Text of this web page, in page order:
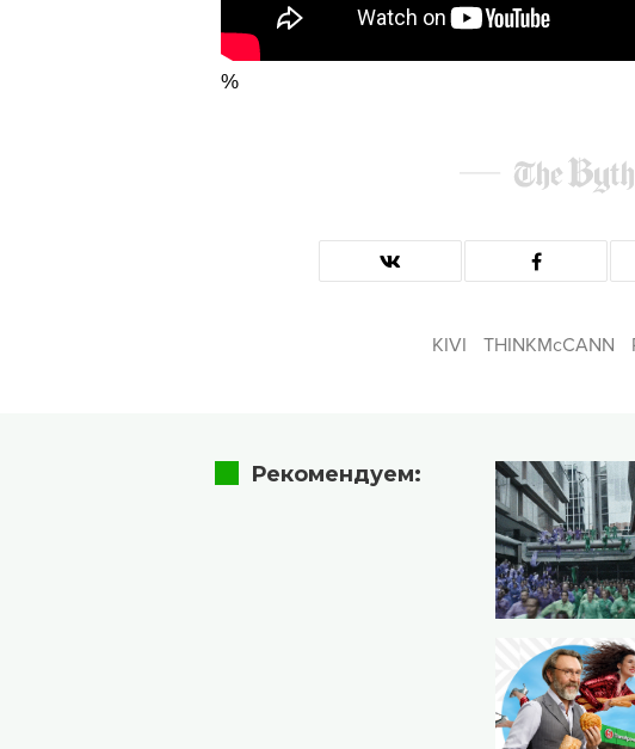
%
KIVI THINKMcCANN
Рекомендуем: